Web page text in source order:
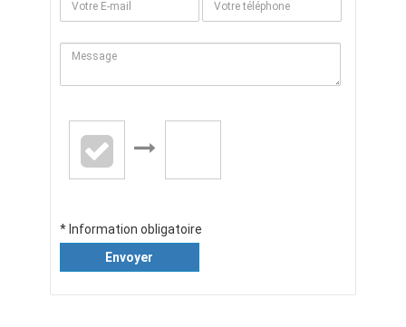
* Information obligatoire
Envoyer